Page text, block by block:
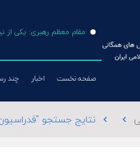
مقام معظم رهبری: یکی از
صفحه نخست اخبار چند
chevron_left
chevron_left نتایج جستجو